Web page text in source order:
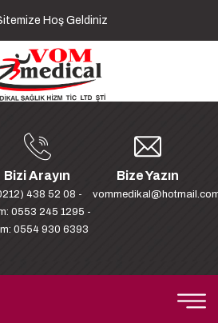
Hoş Geldiniz
Bizi Arayın
438 52 08 -
0553 245 1295 -
0554 930 6393
Bize Yazın